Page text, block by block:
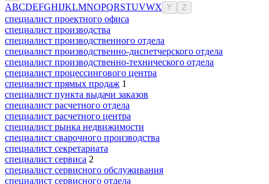
ABCDEFGHIJKLMNOPQRSTUVWX Y Z
специалист проектного офиса
специалист производства
специалист производственного отдела
специалист производственно-диспетчерского отдела
специалист производственно-технического отдела
специалист процессингового центра
специалист прямых продаж 1
специалист пункта выдачи заказов
специалист расчетного отдела
специалист расчетного центра
специалист рынка недвижимости
специалист сварочного производства
специалист секретариата
специалист сервиса 2
специалист сервисного обслуживания
специалист сервисного отдела